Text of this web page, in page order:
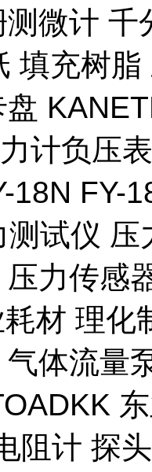
微计
填充树
计负压
18N FY-
测试仪
力传感
材 理化
体流量
阻计 探